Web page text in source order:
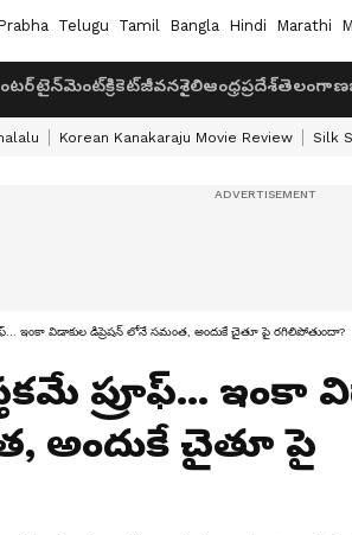
Telugu Tamil Bangla Hindi Marathi
క్రికెట్జీవనశైలిఆంధ్రప్రదేశ్తెలంగాణ
Korean Kanakaraju Movie Review Silk
ఇంకా విడాకుల డిప్రెషన్ లోనే సమంత, అందుకే చైతూ పై రగిలిపోతుందా?
ప్రూఫ్... ఇంకా
అందుకే చైతూ పై